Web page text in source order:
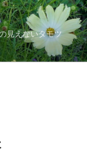
見えないタモツ